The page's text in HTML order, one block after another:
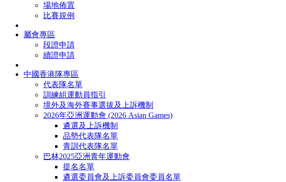
場地佈置
比賽規例
屬會專區
段證申請
續證申請
中國香港隊專區
代表隊名單
訓練組運動員指引
境外及海外賽事選拔及上訴機制
2026年亞洲運動會 (2026 Asian Games)
遴選及上訴機制
品勢代表隊名單
青訓代表隊名單
巴林2025亞洲青年運動會
提名名單
遴選委員會及上訴委員會委員名單